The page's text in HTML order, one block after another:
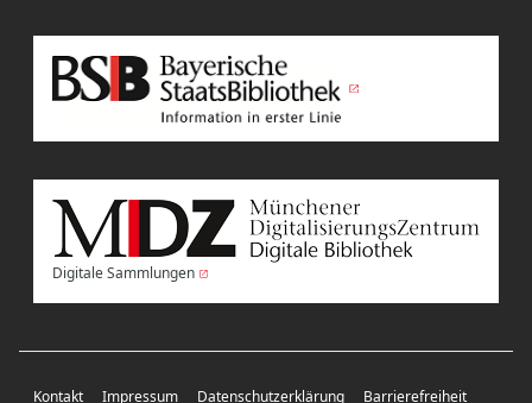
Digitale Sammlungen
Kontakt Impressum Datenschutzerklärung Barrierefreiheit